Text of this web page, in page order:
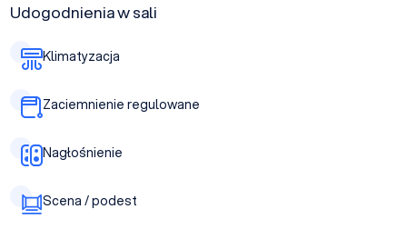
Udogodnienia w sali
Klimatyzacja
Zaciemnienie regulowane
Nagłośnienie
Scena / podest